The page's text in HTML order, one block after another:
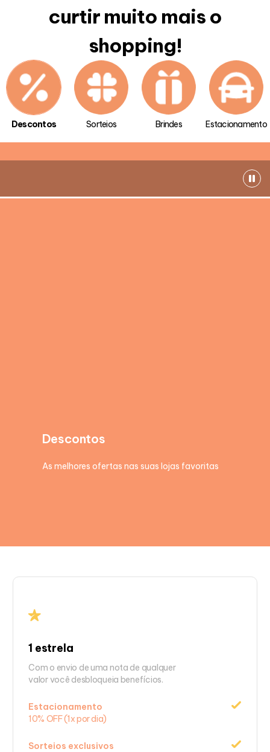
curtir muito mais o
shopping!
Descontos Sorteios Brindes Estacionamento
Descontos
As melhores ofertas nas suas lojas favoritas
1 estrela
Com o envio de uma nota de qualquer
valor você desbloqueia benefícios.
Estacionamento
10% OFF (1x por dia)
Sorteios exclusivos